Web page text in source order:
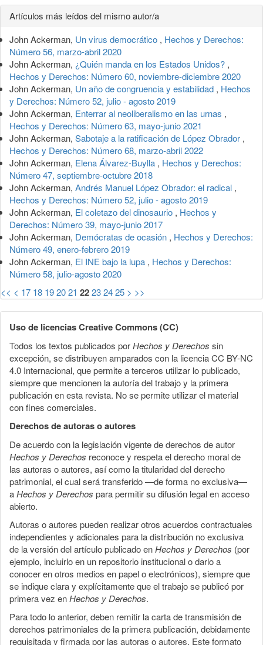
Detalles
del
artículo
Artículos más leídos del mismo autor/a
John Ackerman, Un virus democrático , Hechos y Derechos:
Número 56, marzo-abril 2020
John Ackerman, ¿Quién manda en los Estados Unidos? ,
Hechos y Derechos: Número 60, noviembre-diciembre 2020
John Ackerman, Un año de congruencia y estabilidad , Hechos
y Derechos: Número 52, julio - agosto 2019
John Ackerman, Enterrar al neoliberalismo en las urnas ,
Hechos y Derechos: Número 63, mayo-junio 2021
John Ackerman, Sabotaje a la ratificación de López Obrador ,
Hechos y Derechos: Número 68, marzo-abril 2022
John Ackerman, Elena Álvarez-Buylla , Hechos y Derechos:
Número 47, septiembre-octubre 2018
John Ackerman, Andrés Manuel López Obrador: el radical ,
Hechos y Derechos: Número 52, julio - agosto 2019
John Ackerman, El coletazo del dinosaurio , Hechos y
Derechos: Número 39, mayo-junio 2017
John Ackerman, Demócratas de ocasión , Hechos y Derechos:
Número 49, enero-febrero 2019
John Ackerman, El INE bajo la lupa , Hechos y Derechos:
Número 58, julio-agosto 2020
<< < 17 18 192021 22232425 > >>
Uso de licencias Creative Commons (CC)
Todos los textos publicados porHechos y Derechos sin
excepción, se distribuyen amparados con la licencia CC BY-NC
4.0 Internacional, que permite a terceros utilizar lo publicado,
siempre que mencionen la autoría del trabajo y la primera
publicación en esta revista. No se permite utilizar el material
con fines comerciales.
Derechos de autoras o autores
De acuerdo con la legislación vigente de derechos de autor
Hechos y Derechos reconoce y respeta el derecho moral de
las autoras o autores, así como la titularidad del derecho
patrimonial, el cual será transferido —de forma no exclusiva—
aHechos y Derechos para permitir su difusión legal en acceso
abierto.
Autoras o autores pueden realizar otros acuerdos contractuales
independientes y adicionales para la distribución no exclusiva
de la versión del artículo publicado enHechos y Derechos (por
ejemplo, incluirlo en un repositorio institucional o darlo a
conocer en otros medios en papel o electrónicos), siempre que
se indique clara y explícitamente que el trabajo se publicó por
primera vez enHechos y Derechos.
Para todo lo anterior, deben remitir la carta de transmisión de
derechos patrimoniales de la primera publicación, debidamente
requisitada y firmada por las autoras o autores. Este formato